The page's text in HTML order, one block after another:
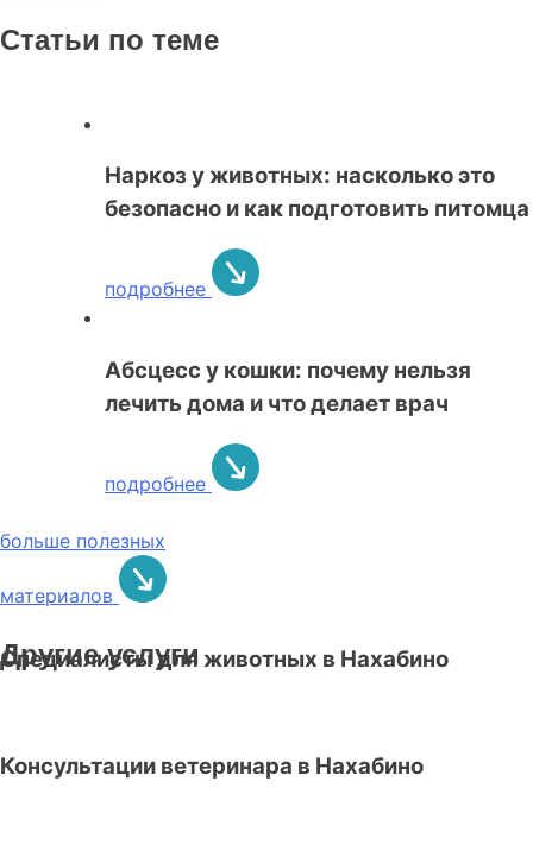
Статьи по теме
Наркоз у животных: насколько это
безопасно и как подготовить питомца
подробнее
Абсцесс у кошки: почему нельзя
лечить дома и что делает врач
подробнее
больше полезных
материалов
Другие услуги
Специалисты для животных в Нахабино
Консультации ветеринара в Нахабино